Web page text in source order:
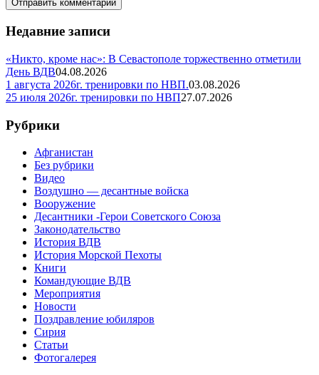
Недавние записи
«Никто, кроме нас»: В Севастополе торжественно отметили
День ВДВ04.08.2026
1 августа 2026г. тренировки по НВП.03.08.2026
25 июля 2026г. тренировки по НВП27.07.2026
Рубрики
Афганистан
Без рубрики
Видео
Воздушно — десантные войска
Вооружение
Десантники -Герои Советского Союза
Законодательство
История ВДВ
История Морской Пехоты
Книги
Командующие ВДВ
Мероприятия
Новости
Поздравление юбиляров
Сирия
Статьи
Фотогалерея